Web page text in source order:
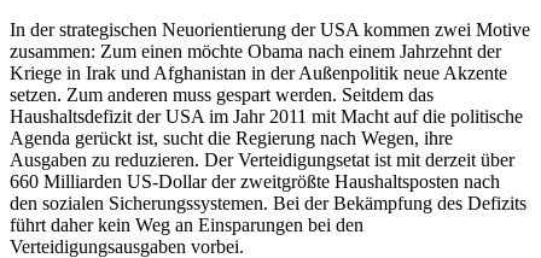
In der strategischen Neuorientierung der USA kommen zwei Motive
zusammen: Zum einen möchte Obama nach einem Jahrzehnt der
Kriege in Irak und Afghanistan in der Außenpolitik neue Akzente
setzen. Zum anderen muss gespart werden. Seitdem das
Haushaltsdefizit der USA im Jahr 2011 mit Macht auf die politische
Agenda gerückt ist, sucht die Regierung nach Wegen, ihre
Ausgaben zu reduzieren. Der Verteidigungsetat ist mit derzeit über
660 Milliarden US-Dollar der zweitgrößte Haushaltsposten nach
den sozialen Sicherungssystemen. Bei der Bekämpfung des Defizits
führt daher kein Weg an Einsparungen bei den
Verteidigungsausgaben vorbei.